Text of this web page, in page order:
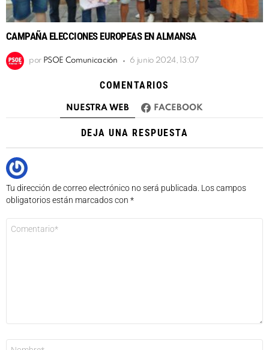
CAMPAÑA ELECCIONES EUROPEAS EN ALMANSA
por PSOE Comunicación 6 junio 2024, 13:07
COMENTARIOS
NUESTRA WEB FACEBOOK
DEJA UNA RESPUESTA
Tu dirección de correo electrónico no será publicada. Los campos
obligatorios están marcados con *